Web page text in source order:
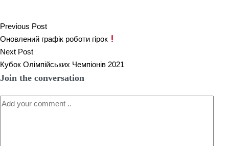
Previous Post
Оновлений графік роботи гірок
Next Post
Кубок Олімпійських Чемпіонів 2021
Join the conversation